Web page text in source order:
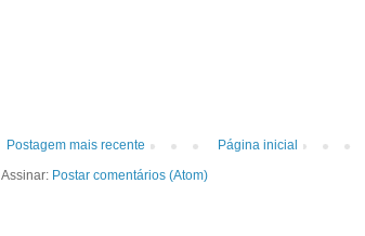
Postagem mais recente
Página inicial
Assinar: Postar comentários (Atom)